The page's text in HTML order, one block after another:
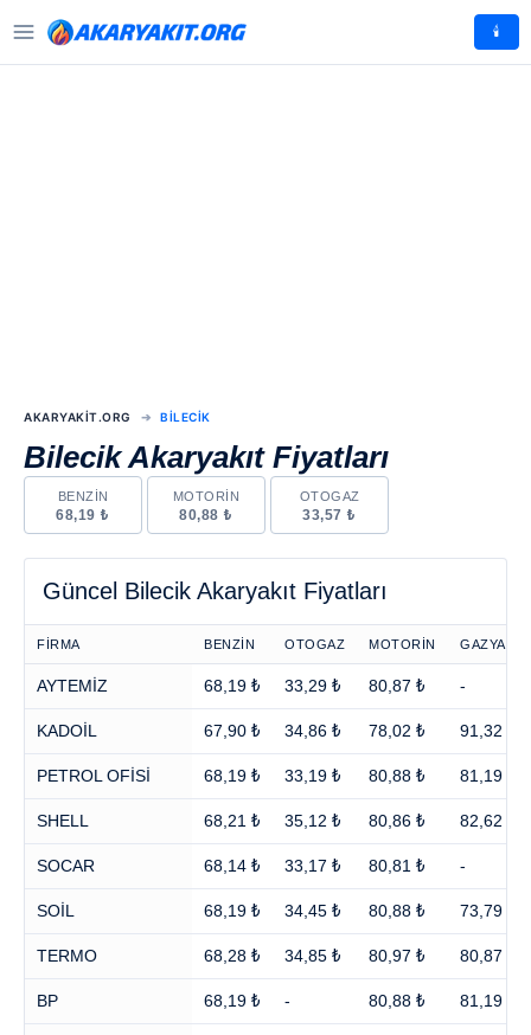
🕯️
AKARYAKIT.ORG BILECIK
Bilecik Akaryakıt Fiyatları
BENZIN
68,19 ₺
MOTORIN
80,88 ₺
OTOGAZ
33,57 ₺
Güncel Bilecik Akaryakıt Fiyatları
FİRMA BENZİN OTOGAZ MOTORİN GAZYAĞI
AYTEMİZ 68,19 ₺ 33,29 ₺ 80,87 ₺ -
KADOİL 67,90 ₺ 34,86 ₺ 78,02 ₺ 91,32 ₺
PETROL OFİSİ 68,19 ₺ 33,19 ₺ 80,88 ₺ 81,19 ₺
SHELL 68,21 ₺ 35,12 ₺ 80,86 ₺ 82,62 ₺
SOCAR 68,14 ₺ 33,17 ₺ 80,81 ₺ -
SOİL 68,19 ₺ 34,45 ₺ 80,88 ₺ 73,79 ₺
TERMO 68,28 ₺ 34,85 ₺ 80,97 ₺ 80,87 ₺
BP 68,19 ₺ - 80,88 ₺ 81,19 ₺